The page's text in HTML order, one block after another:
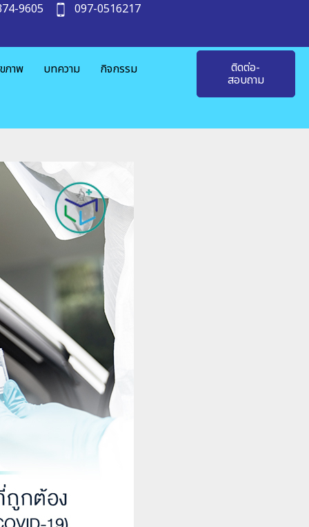
9605 097-0516217
ภาพ บทความ กิจกรรม ติดต่อ-
สอบถาม